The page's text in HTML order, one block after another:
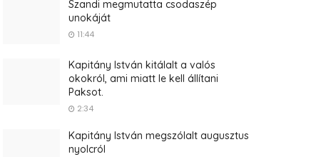
Szandi megmutatta csodaszép
unokáját
11:44
Kapitány István kitálalt a valós
okokról, ami miatt le kell állítani
Paksot.
2:34
Kapitány István megszólalt augusztus
nyolcról